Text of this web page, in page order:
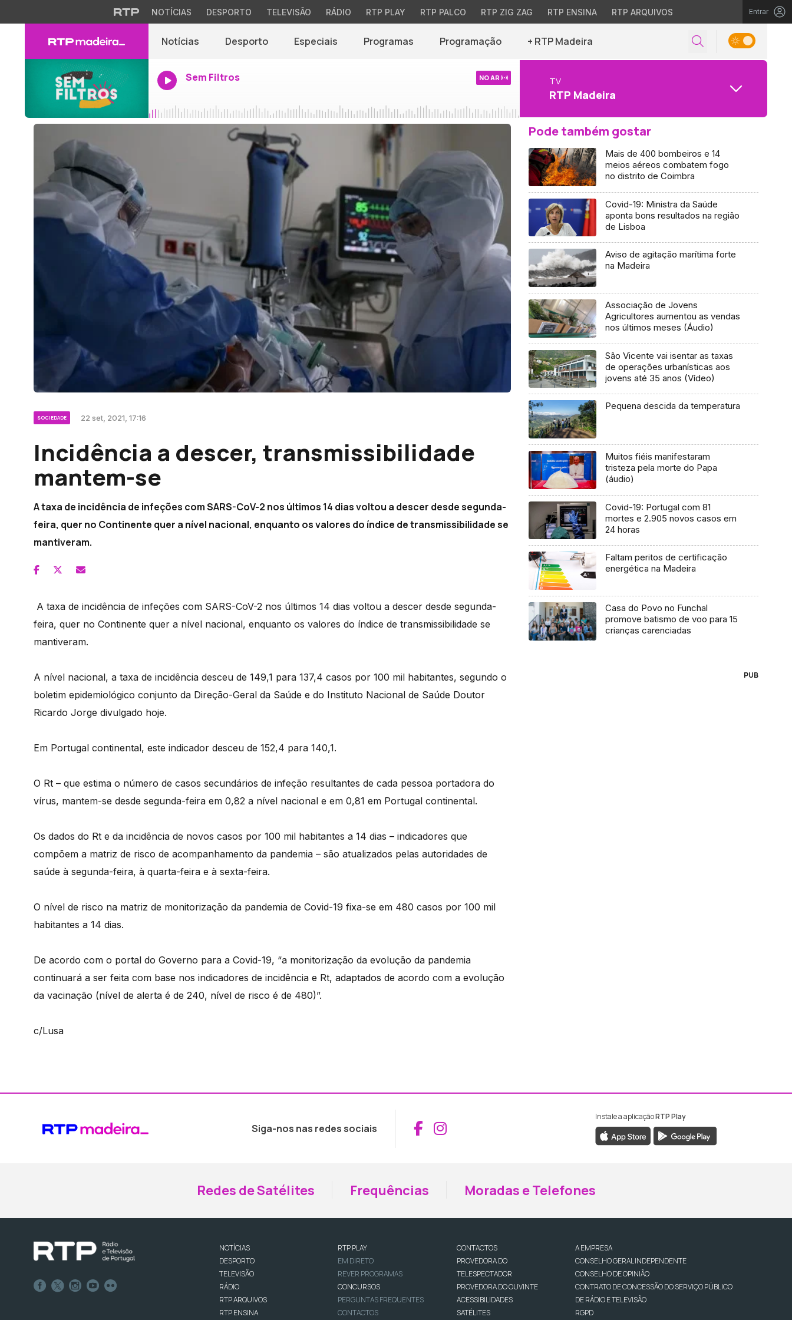
NOTÍCIAS DESPORTO TELEVISÃO RÁDIO RTP PLAY RTP PALCO RTP ZIG ZAG RTP ENSINA RTP ARQUIVOS Entrar
Notícias Desporto Especiais Programas Programação + RTP Madeira
Sem Filtros NO AR TV
RTP Madeira
SOCIEDADE 22 set, 2021, 17:16
Incidência a descer, transmissibilidade
mantem-se
A taxa de incidência de infeções com SARS-CoV-2 nos últimos 14 dias voltou a descer desde segunda-
feira, quer no Continente quer a nível nacional, enquanto os valores do índice de transmissibilidade se
mantiveram.
A taxa de incidência de infeções com SARS-CoV-2 nos últimos 14 dias voltou a descer desde segunda-
feira, quer no Continente quer a nível nacional, enquanto os valores do índice de transmissibilidade se
mantiveram.
A nível nacional, a taxa de incidência desceu de 149,1 para 137,4 casos por 100 mil habitantes, segundo o
boletim epidemiológico conjunto da Direção-Geral da Saúde e do Instituto Nacional de Saúde Doutor
Ricardo Jorge divulgado hoje.
Em Portugal continental, este indicador desceu de 152,4 para 140,1.
O Rt – que estima o número de casos secundários de infeção resultantes de cada pessoa portadora do
vírus, mantem-se desde segunda-feira em 0,82 a nível nacional e em 0,81 em Portugal continental.
Os dados do Rt e da incidência de novos casos por 100 mil habitantes a 14 dias – indicadores que
compõem a matriz de risco de acompanhamento da pandemia – são atualizados pelas autoridades de
saúde à segunda-feira, à quarta-feira e à sexta-feira.
O nível de risco na matriz de monitorização da pandemia de Covid-19 fixa-se em 480 casos por 100 mil
habitantes a 14 dias.
De acordo com o portal do Governo para a Covid-19, “a monitorização da evolução da pandemia
continuará a ser feita com base nos indicadores de incidência e Rt, adaptados de acordo com a evolução
da vacinação (nível de alerta é de 240, nível de risco é de 480)”.
c/Lusa
Pode também gostar
Mais de 400 bombeiros e 14
meios aéreos combatem fogo
no distrito de Coimbra
Covid-19: Ministra da Saúde
aponta bons resultados na região
de Lisboa
Aviso de agitação marítima forte
na Madeira
Associação de Jovens
Agricultores aumentou as vendas
nos últimos meses (Áudio)
São Vicente vai isentar as taxas
de operações urbanísticas aos
jovens até 35 anos (Vídeo)
Pequena descida da temperatura
Muitos fiéis manifestaram
tristeza pela morte do Papa
(áudio)
Covid-19: Portugal com 81
mortes e 2.905 novos casos em
24 horas
Faltam peritos de certificação
energética na Madeira
Casa do Povo no Funchal
promove batismo de voo para 15
crianças carenciadas
PUB
Siga-nos nas redes sociais Aceder ao Facebook da RTP Madeira
Aceder ao Instagram da RTP Madeira
Instale a aplicaçãoRTP Play
Redes de Satélites Frequências Moradas e Telefones
NOTÍCIAS
DESPORTO
TELEVISÃO
RÁDIO
RTP ARQUIVOS
RTP ENSINA
RTP PLAY
EM DIRETO
REVER PROGRAMAS
CONCURSOS
PERGUNTAS FREQUENTES
CONTACTOS
CONTACTOS
PROVEDORA DO
TELESPECTADOR
PROVEDORA DO OUVINTE
ACESSIBILIDADES
SATÉLITES
A EMPRESA
CONSELHO GERAL INDEPENDENTE
CONSELHO DE OPINIÃO
CONTRATO DE CONCESSÃO DO SERVIÇO PÚBLICO
DE RÁDIO E TELEVISÃO
RGPD